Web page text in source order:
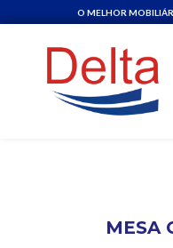
O MELHOR
MESA